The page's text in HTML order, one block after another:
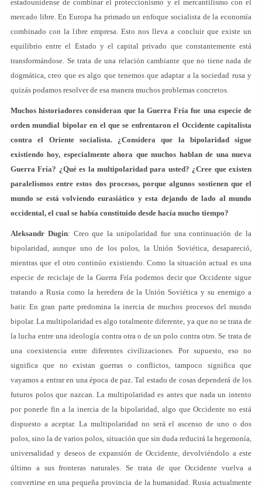
estadounidense de combinar el proteccionismo y el mercantilismo con el
mercado libre. En Europa ha primado un enfoque socialista de la economía
combinado con la libre empresa. Esto nos lleva a concluir que existe un
equilibrio entre el Estado y el capital privado que constantemente está
transformándose. Se trata de una relación cambiante que no tiene nada de
dogmática, creo que es algo que tenemos que adaptar a la sociedad rusa y
quizás podamos resolver de esa manera muchos problemas concretos.
Muchos historiadores consideran que la Guerra Fría fue una especie de
orden mundial bipolar en el que se enfrentaron el Occidente capitalista
contra el Oriente socialista. ¿Considera que la bipolaridad sigue
existiendo hoy, especialmente ahora que muchos hablan de una nueva
Guerra Fría? ¿Qué es la multipolaridad para usted? ¿Cree que existen
paralelismos entre estos dos procesos, porque algunos sostienen que el
mundo se está volviendo eurasiático y esta dejando de lado al mundo
occidental, el cual se había constituido desde hacía mucho tiempo?
Aleksandr Dugin: Creo que la unipolaridad fue una continuación de la
bipolaridad, aunque uno de los polos, la Unión Soviética, desapareció,
mientras que el otro continúo existiendo. Como la situación actual es una
especie de reciclaje de la Guerra Fría podemos decir que Occidente sigue
tratando a Rusia como la heredera de la Unión Soviética y su enemigo a
batir. En gran parte predomina la inercia de muchos procesos del mundo
bipolar. La multipolaridad es algo totalmente diferente, ya que no se trata de
la lucha entre una ideología contra otra o de un polo contra otro. Se trata de
una coexistencia entre diferentes civilizaciones. Por supuesto, eso no
significa que no existan guerras o conflictos, tampoco significa que
vayamos a entrar en una época de paz. Tal estado de cosas dependerá de los
futuros polos que nazcan. La multipolaridad es antes que nada un intento
por ponerle fin a la inercia de la bipolaridad, algo que Occidente no está
dispuesto a aceptar. La multipolaridad no será el ascenso de uno o dos
polos, sino la de varios polos, situación que sin duda reducirá la hegemonía,
universalidad y deseos de expansión de Occidente, devolviéndolo a este
último a sus fronteras naturales. Se trata de que Occidente vuelva a
convertirse en una pequeña provincia de la humanidad. Rusia actualmente